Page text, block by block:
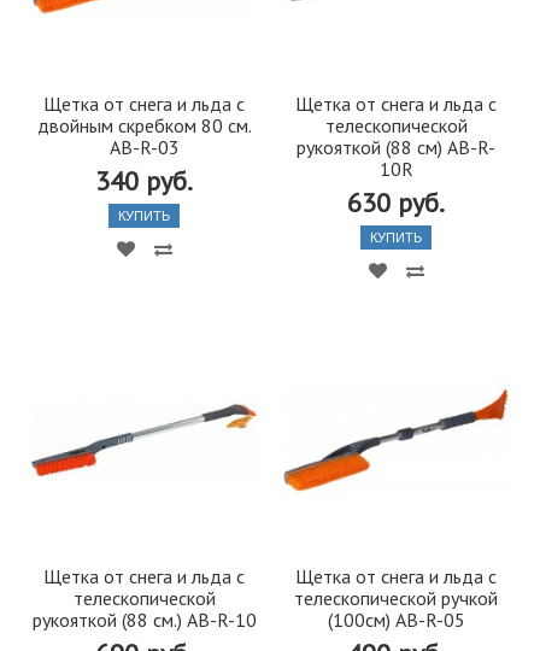
Щетка от снега и льда с
двойным скребком 80 см.
AB-R-03
340 руб.
КУПИТЬ
Щетка от снега и льда с
телескопической
рукояткой (88 см) AB-R-
10R
630 руб.
КУПИТЬ
Щетка от снега и льда с
телескопической
рукояткой (88 см.) AB-R-10
Щетка от снега и льда с
телескопической ручкой
(100см) AB-R-05